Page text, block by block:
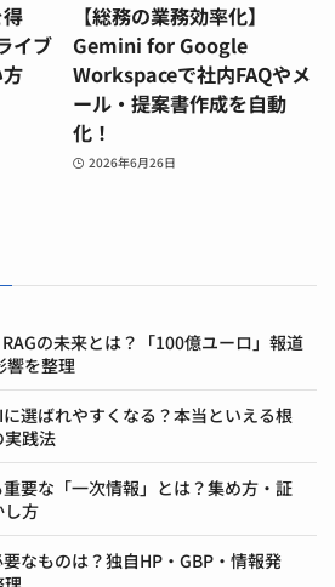
イブ
【総務の業務効率化】
Gemini for Google
Workspaceで社内FAQやメ
ール・提案書作成を自動
化！
2026年6月26日
の未来とは？「100億ユーロ」報道
響を整理
選ばれやすくなる？本当といえる根
践法
要な「一次情報」とは？集め方・証
し方
なものは？独自HP・GBP・情報発